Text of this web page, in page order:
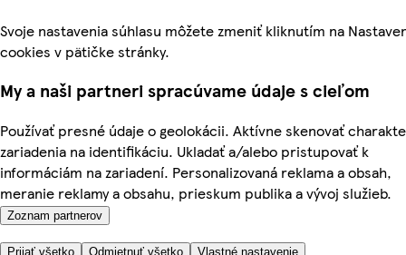
Svoje nastavenia súhlasu môžete zmeniť kliknutím na
cookies v pätičke stránky.
My a naši partneri spracúvame údaje s cieľom
Používať presné údaje o geolokácii. Aktívne skenovať
zariadenia na identifikáciu. Ukladať a/alebo pristupovať k
informáciám na zariadení. Personalizovaná reklama a obsah,
meranie reklamy a obsahu, prieskum publika a vývoj služieb.
Zoznam partnerov
Prijať všetko Odmietnuť všetko Vlastné nastavenie